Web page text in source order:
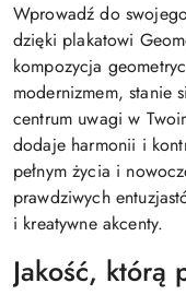
Wprowadź do
dzięki plakatowi
kompozycja
modernizmem, stanie
centrum uwagi w
dodaje harmonii i
pełnym życia i
prawdziwych
i kreatywne akcenty.
Jakość, którą